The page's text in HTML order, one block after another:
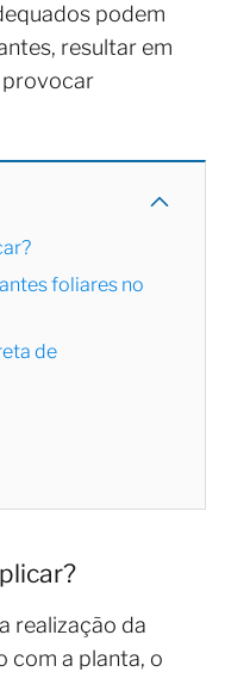
podem
resultar em
provocar
foliares no
de
realização da
com a planta, o